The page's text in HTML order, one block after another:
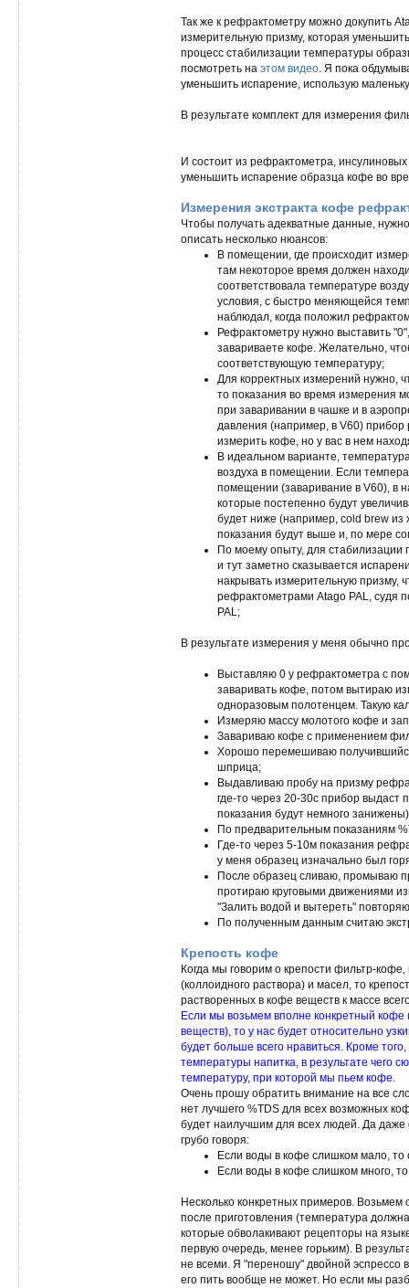
Так же к рефрактометру можно докупить
измерительную призму, которая
процесс стабилизации температуры
посмотреть на этом видео . Я пока
уменьшить испарение, использую
В результате комплект для измерения
И состоит из рефрактометра,
уменьшить испарение образца кофе во
Измерения экстракта кофе
Чтобы получать адекватные данные,
описать несколько нюансов:
В помещении, где происходит
там некоторое время должен
соответствовала температуре
условия, с быстро меняющейся
наблюдал, когда положил
Рефрактометру нужно выставить
завариваете кофе. Желательно,
соответствующую температуру;
Для корректных измерений нужно,
то показания во время измерения
при заваривании в чашке и в
давления (например, в V60) прибор
измерить кофе, но у вас в нем
В идеальном варианте,
воздуха в помещении. Если
помещении (заваривание в V60), в
которые постепенно будут
будет ниже (например, cold brew из
показания будут выше и, по мере
По моему опыту, для стабилизации
и тут заметно сказывается
накрывать измерительную призму,
рефрактометрами Atago PAL, судя
PAL;
В результате измерения у меня обычно
Выставляю 0 у рефрактометра с
заваривать кофе, потом вытираю
одноразовым полотенцем. Такую
Измеряю массу молотого кофе и
Завариваю кофе с применением
Хорошо перемешиваю
шприца;
Выдавливаю пробу на призму
где-то через 20-30с прибор выдаст
показания будут немного
По предварительным показаниям
Где-то через 5-10м показания
у меня образец изначально был
После образец сливаю, промываю
протираю круговыми движениями
"Залить водой и вытереть"
По полученным данным считаю
Крепость кофе
Когда мы говорим о крепости фильтр-
(коллоидного раствора) и масел, то
растворенных в кофе веществ к массе
Если мы возьмем вполне конкретный кофе
веществ), то у нас будет относительно
будет больше всего нравиться. Кроме
температуры напитка, в результате чего
температуру, при которой мы пьем кофе.
Очень прошу обратить внимание на все
нет лучшего %TDS для всех возможных
будет наилучшим для всех людей. Да
грубо говоря:
Если воды в кофе слишком мало, то
Если воды в кофе слишком много,
Несколько конкретных примеров.
после приготовления (температура
которые обволакивают рецепторы на
первую очередь, менее горьким). В
не всеми. Я "переношу" двойной эспрессо
его пить вообще не может. Но если мы